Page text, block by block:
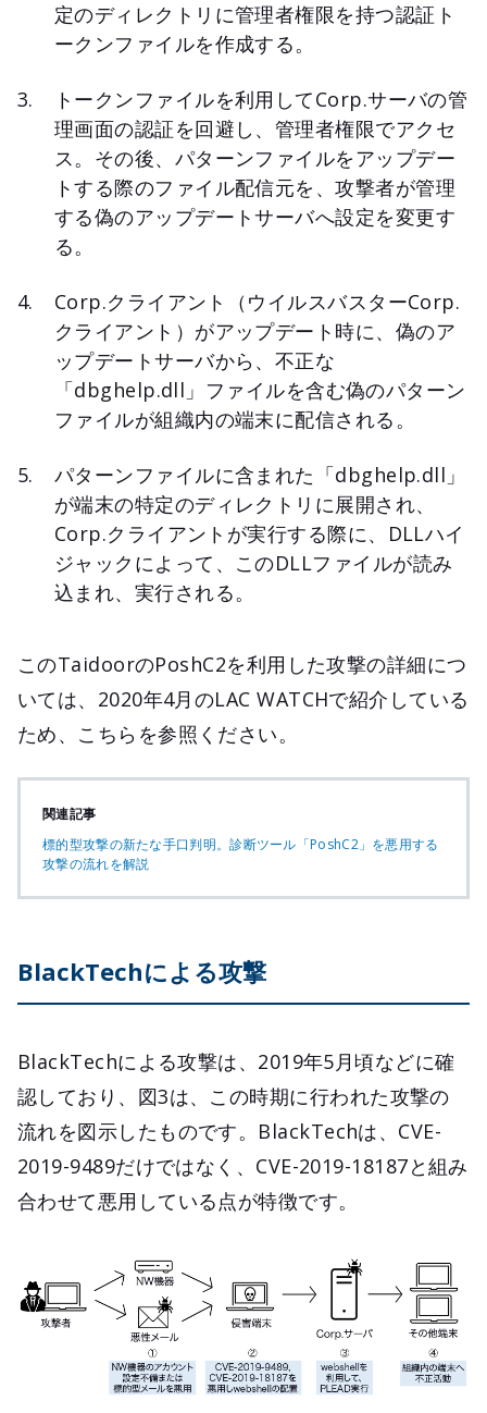
定のディレクトリに管理者権限を持つ認証ト
ークンファイルを作成する。
トークンファイルを利用してCorp.サーバの管
理画面の認証を回避し、管理者権限でアクセ
ス。その後、パターンファイルをアップデー
トする際のファイル配信元を、攻撃者が管理
する偽のアップデートサーバへ設定を変更す
る。
Corp.クライアント（ウイルスバスターCorp.
クライアント）がアップデート時に、偽のア
ップデートサーバから、不正な
「dbghelp.dll」ファイルを含む偽のパターン
ファイルが組織内の端末に配信される。
パターンファイルに含まれた「dbghelp.dll」
が端末の特定のディレクトリに展開され、
Corp.クライアントが実行する際に、DLLハイ
ジャックによって、このDLLファイルが読み
込まれ、実行される。
このTaidoorのPoshC2を利用した攻撃の詳細につ
いては、2020年4月のLAC WATCHで紹介している
ため、こちらを参照ください。
関連記事
標的型攻撃の新たな手口判明。診断ツール「PoshC2」を悪用する
攻撃の流れを解説
BlackTechによる攻撃
BlackTechによる攻撃は、2019年5月頃などに確
認しており、図3は、この時期に行われた攻撃の
流れを図示したものです。BlackTechは、CVE-
2019-9489だけではなく、CVE-2019-18187と組み
合わせて悪用している点が特徴です。